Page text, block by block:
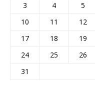
3
4 5
10
11 12
17
18 19
24
25 26
31